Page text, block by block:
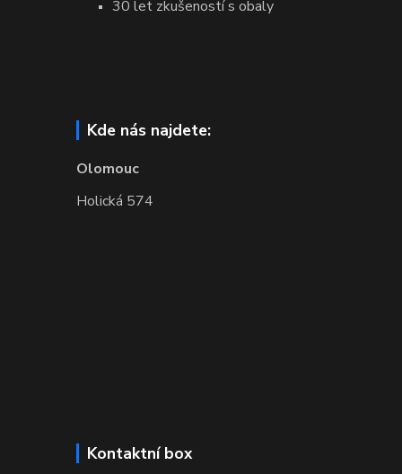
30 let zkušeností s obaly
Kde nás najdete:
Olomouc
Holická 574
Kontaktní box